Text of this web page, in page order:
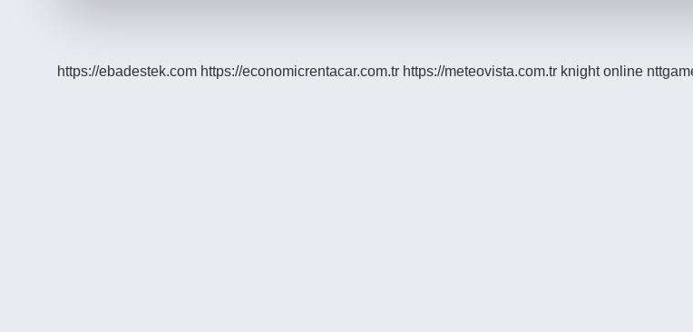
https://ebadestek.com https://economicrentacar.com.tr https://meteovista.com.tr knight online